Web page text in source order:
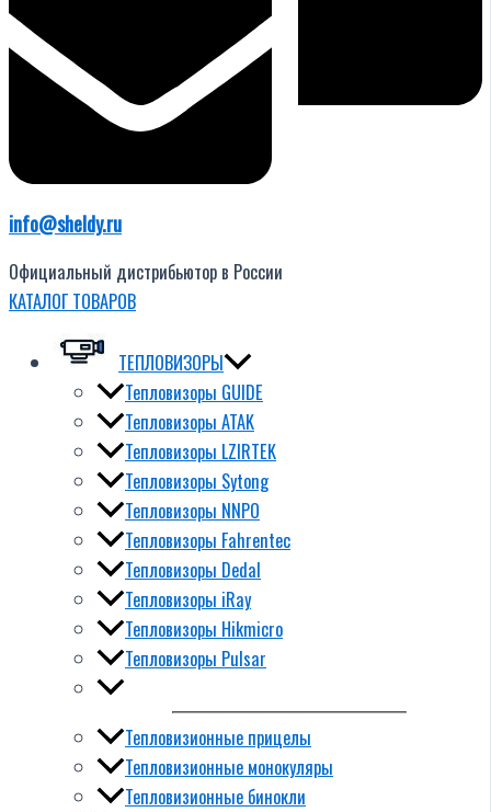
info@sheldy.ru
Официальный дистрибьютор в России
КАТАЛОГ ТОВАРОВ
ТЕПЛОВИЗОРЫ
Тепловизоры GUIDE
Тепловизоры ATAK
Тепловизоры LZIRTEK
Тепловизоры Sytong
Тепловизоры NNPO
Тепловизоры Fahrentec
Тепловизоры Dedal
Тепловизоры iRay
Тепловизоры Hikmicro
Тепловизоры Pulsar
Тепловизионные прицелы
Тепловизионные монокуляры
Тепловизионные бинокли